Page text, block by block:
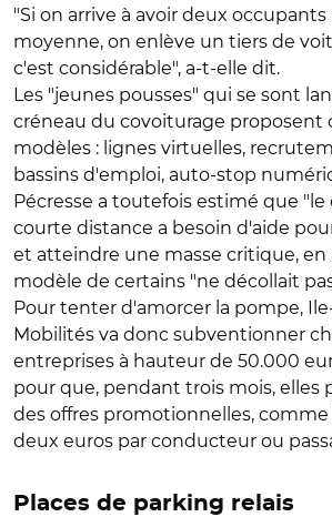
"Si on arrive à avoir deux
moyenne, on enlève un tiers de
c'est considérable", a-t-elle dit.
Les "jeunes pousses" qui se sont
créneau du covoiturage proposent
modèles : lignes virtuelles,
bassins d'emploi, auto-stop
Pécresse a toutefois estimé que "le
courte distance a besoin d'aide
et atteindre une masse critique,
modèle de certains "ne décollait
Pour tenter d'amorcer la pompe,
Mobilités va donc subventionner
entreprises à hauteur de 50.000
pour que, pendant trois mois, elles
des offres promotionnelles,
deux euros par conducteur ou
Places de parking relais